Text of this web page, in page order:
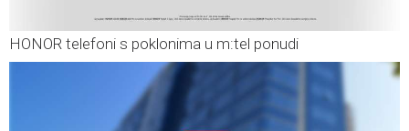
HONOR telefoni s poklonima u m:tel ponudi